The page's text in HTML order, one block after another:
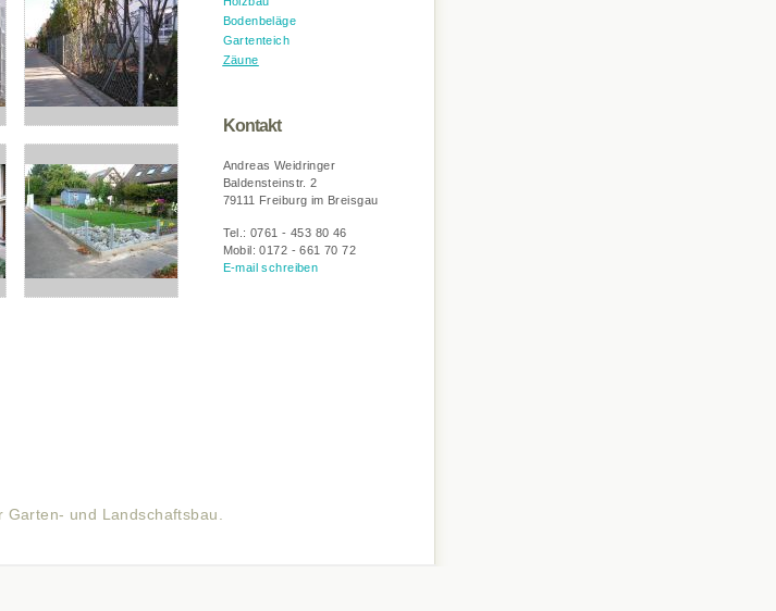
Bodenbeläge
Gartenteich
Zäune
Kontakt
Andreas Weidringer
Baldensteinstr. 2
79111 Freiburg im Breisgau
Tel.: 0761 - 453 80 46
Mobil: 0172 - 661 70 72
E-mail schreiben
und Landschaftsbau.